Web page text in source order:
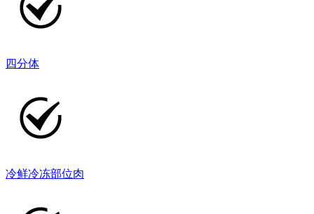
四分体
冷鲜冷冻部位肉